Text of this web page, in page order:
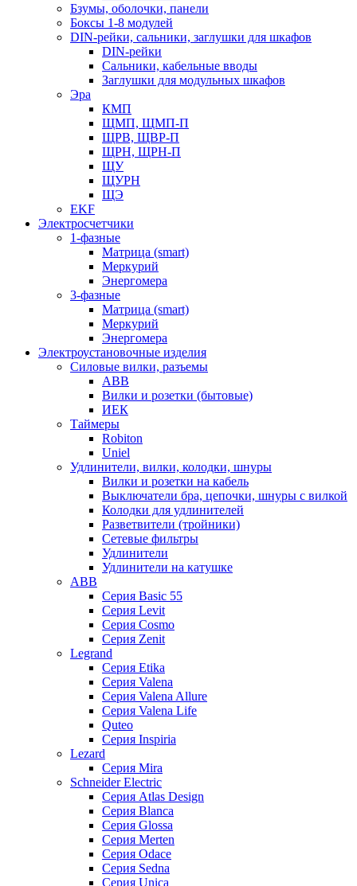
Бзумы, оболочки, панели
Боксы 1-8 модулей
DIN-рейки, сальники, заглушки для шкафов
DIN-рейки
Сальники, кабельные вводы
Заглушки для модульных шкафов
Эра
КМП
ЩМП, ЩМП-П
ЩРВ, ЩВР-П
ЩРН, ЩРН-П
ЩУ
ЩУРН
ЩЭ
EKF
Электросчетчики
1-фазные
Матрица (smart)
Меркурий
Энергомера
3-фазные
Матрица (smart)
Меркурий
Энергомера
Электроустановочные изделия
Силовые вилки, разъемы
ABB
Вилки и розетки (бытовые)
ИЕК
Таймеры
Robiton
Uniel
Удлинители, вилки, колодки, шнуры
Вилки и розетки на кабель
Выключатели бра, цепочки, шнуры с вилкой
Колодки для удлинителей
Разветвители (тройники)
Сетевые фильтры
Удлинители
Удлинители на катушке
ABB
Серия Basic 55
Серия Levit
Серия Cosmo
Серия Zenit
Legrand
Серия Etika
Серия Valena
Серия Valena Allure
Серия Valena Life
Quteo
Серия Inspiria
Lezard
Серия Mira
Schneider Electric
Серия Atlas Design
Серия Blanca
Серия Glossa
Серия Merten
Серия Odace
Серия Sedna
Серия Unica